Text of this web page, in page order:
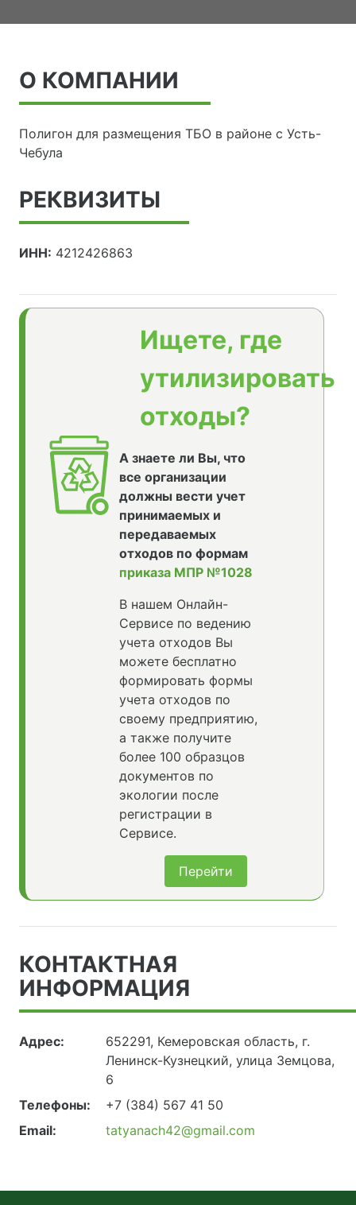
О КОМПАНИИ
Полигон для размещения ТБО в районе с Усть-
Чебула
РЕКВИЗИТЫ
ИНН: 4212426863
Ищете, где
утилизировать
отходы?
А знаете ли Вы, что
все организации
должны вести учет
принимаемых и
передаваемых
отходов по формам
приказа МПР №1028
В нашем Онлайн-
Сервисе по ведению
учета отходов Вы
можете бесплатно
формировать формы
учета отходов по
своему предприятию,
а также получите
более 100 образцов
документов по
экологии после
регистрации в
Сервисе.
Перейти
КОНТАКТНАЯ
ИНФОРМАЦИЯ
Адрес:
652291, Кемеровская область, г.
Ленинск-Кузнецкий, улица Земцова,
6
Телефоны:
+7 (384) 567 41 50
Email:
tatyanach42@gmail.com